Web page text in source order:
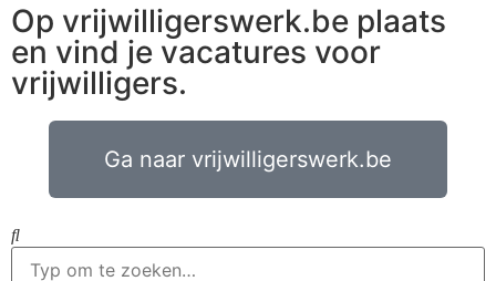
Op vrijwilligerswerk.be plaats
en vind je vacatures voor
vrijwilligers.
Ga naar vrijwilligerswerk.be